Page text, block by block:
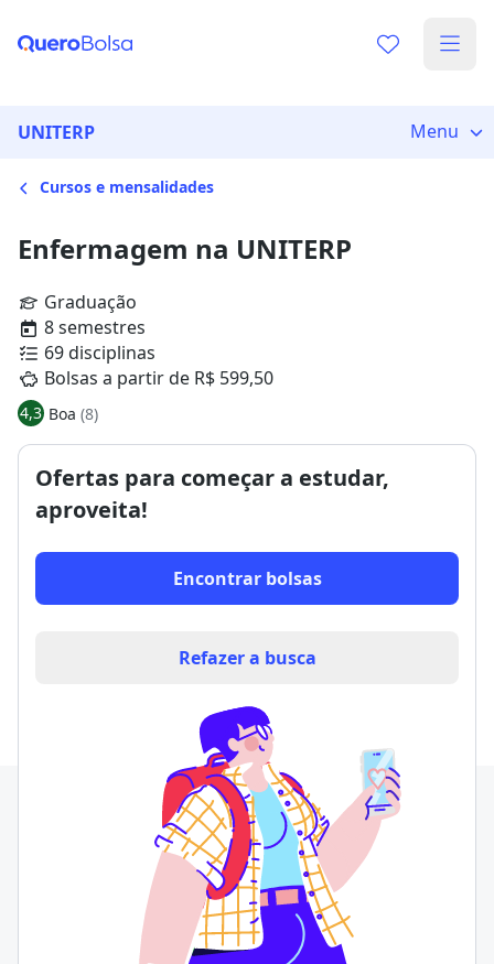
UNITERP Menu
Cursos e mensalidades
Enfermagem na UNITERP
Graduação
8 semestres
69 disciplinas
Bolsas a partir de R$ 599,50
4,3 Boa (8)
Ofertas para começar a estudar,
aproveita!
Encontrar bolsas
Refazer a busca